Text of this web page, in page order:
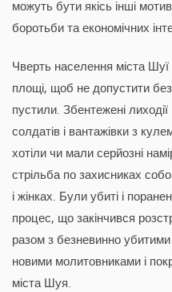
можуть бути якісь інші
боротьби та економічних
Чверть населення міста Шуї
площі, щоб не допустити
пустили. Збентежені
солдатів і вантажівки з
хотіли чи мали серйозні
стрільба по захисниках
і жінках. Були убиті і
процес, що закінчився
разом з безневинно
новими молитовниками і
міста Шуя.